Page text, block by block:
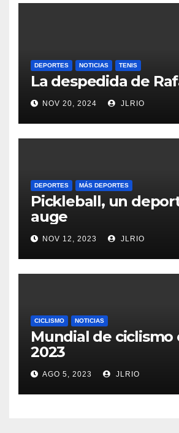
DEPORTES NOTICIAS TENIS
La despedida de
NOV 20, 2024 JLRIO
DEPORTES MÁS DEPORTES
Pickleball, un
auge
NOV 12, 2023 JLRIO
CICLISMO NOTICIAS
Mundial de ciclismo
2023
AGO 5, 2023 JLRIO